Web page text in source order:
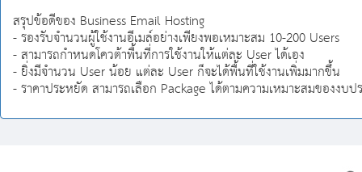
สรุปข้อดีของ Business Email Hosting
- รองรับจำนวนผู้ใช้งานอีเมล์อย่างเพียงพอเหมาะสม 10-200 Users
- สามารถกำหนดโควต้าพื้นที่การใช้งานให้แต่ละ User ได้เอง
- ยิ่งมีจำนวน User น้อย แต่ละ User ก็จะได้พื้นที่ใช้งานเพิ่มมากขึ้น
- ราคาประหยัด สามารถเลือก Package ได้ตามความเหมาะสมของงบ